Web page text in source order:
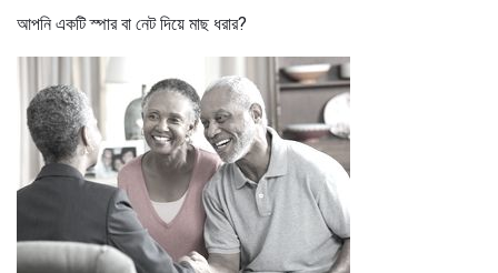
আপনি একটি স্পার বা নেট দিয়ে মাছ ধরার?